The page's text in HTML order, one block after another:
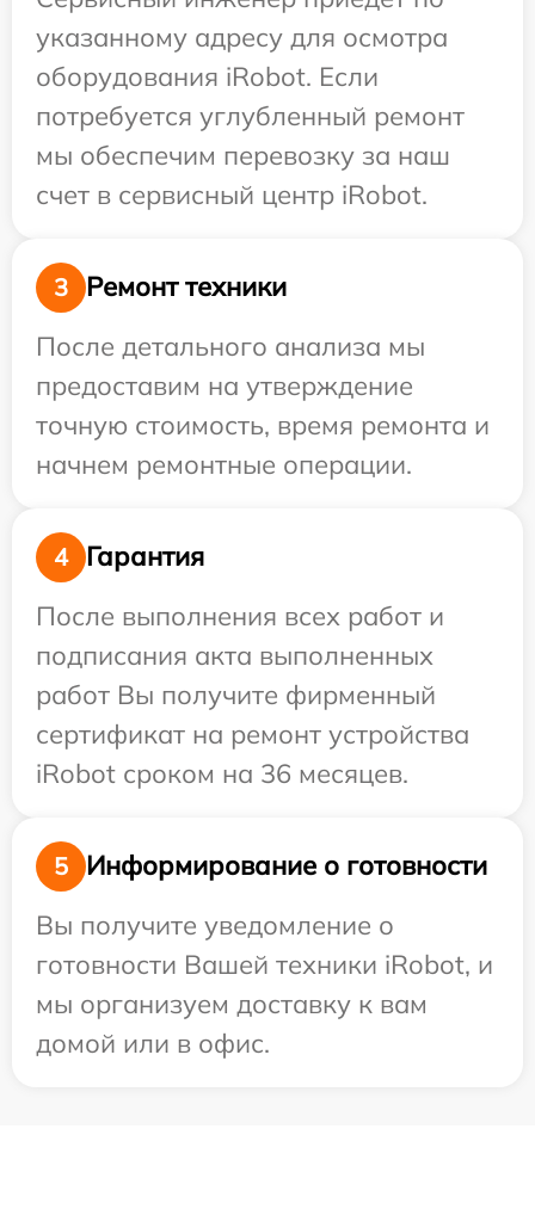
указанному адресу для осмотра
оборудования iRobot. Если
потребуется углубленный ремонт
мы обеспечим перевозку за наш
счет в сервисный центр iRobot.
3
Ремонт техники
После детального анализа мы
предоставим на утверждение
точную стоимость, время ремонта и
начнем ремонтные операции.
4
Гарантия
После выполнения всех работ и
подписания акта выполненных
работ Вы получите фирменный
сертификат на ремонт устройства
iRobot сроком на 36 месяцев.
5
Информирование о готовности
Вы получите уведомление о
готовности Вашей техники iRobot, и
мы организуем доставку к вам
домой или в офис.